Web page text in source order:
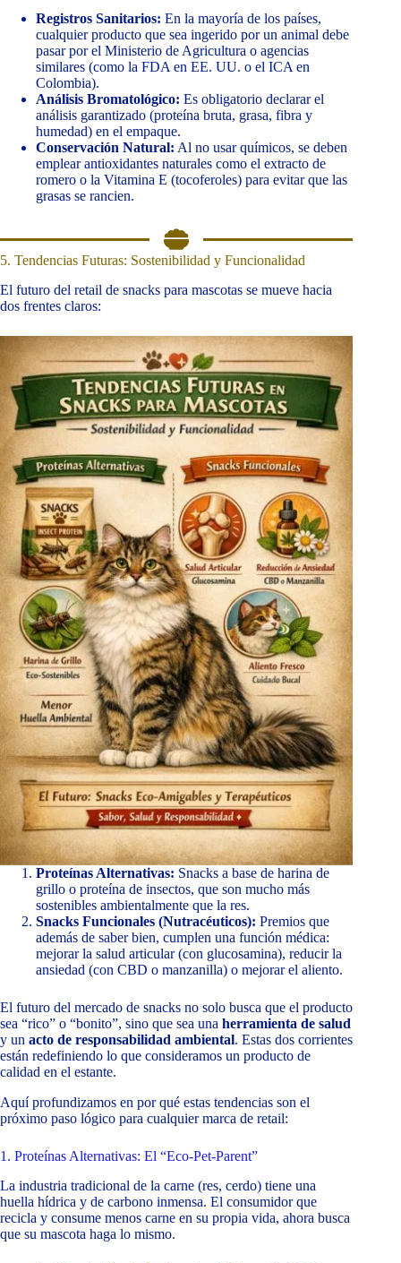
Registros Sanitarios: En la mayoría de los países,
cualquier producto que sea ingerido por un animal debe
pasar por el Ministerio de Agricultura o agencias
similares (como la FDA en EE. UU. o el ICA en
Colombia).
Análisis Bromatológico: Es obligatorio declarar el
análisis garantizado (proteína bruta, grasa, fibra y
humedad) en el empaque.
Conservación Natural: Al no usar químicos, se deben
emplear antioxidantes naturales como el extracto de
romero o la Vitamina E (tocoferoles) para evitar que las
grasas se rancien.
5. Tendencias Futuras: Sostenibilidad y Funcionalidad
El futuro del retail de snacks para mascotas se mueve hacia
dos frentes claros:
Proteínas Alternativas: Snacks a base de harina de
grillo o proteína de insectos, que son mucho más
sostenibles ambientalmente que la res.
Snacks Funcionales (Nutracéuticos): Premios que
además de saber bien, cumplen una función médica:
mejorar la salud articular (con glucosamina), reducir la
ansiedad (con CBD o manzanilla) o mejorar el aliento.
El futuro del mercado de snacks no solo busca que el producto
sea “rico” o “bonito”, sino que sea una herramienta de salud
y un acto de responsabilidad ambiental. Estas dos corrientes
están redefiniendo lo que consideramos un producto de
calidad en el estante.
Aquí profundizamos en por qué estas tendencias son el
próximo paso lógico para cualquier marca de retail:
1. Proteínas Alternativas: El “Eco-Pet-Parent”
La industria tradicional de la carne (res, cerdo) tiene una
huella hídrica y de carbono inmensa. El consumidor que
recicla y consume menos carne en su propia vida, ahora busca
que su mascota haga lo mismo.